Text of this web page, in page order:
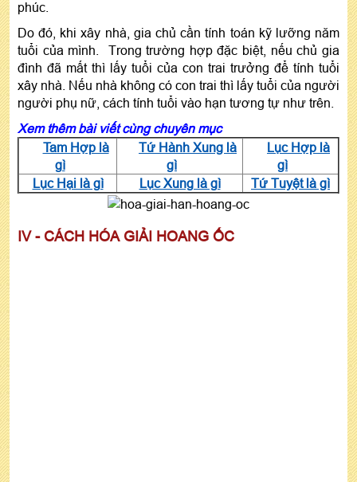
phúc.
Do đó, khi xây nhà, gia chủ cần tính toán kỹ lưỡng năm
tuổi của mình. Trong trường hợp đặc biệt, nếu chủ gia
đình đã mất thì lấy tuổi của con trai trưởng để tính tuổi
xây nhà. Nếu nhà không có con trai thì lấy tuổi của người
người phụ nữ, cách tính tuổi vào hạn tương tự như trên.
Xem thêm bài viết cùng chuyên mục
Tam Hợp là
gì
Tứ Hành Xung là
gì
Lục Hợp là
gì
Lục Hại là gì
Lục Xung là gì Tứ Tuyệt là gì
IV - CÁCH HÓA GIẢI HOANG ỐC